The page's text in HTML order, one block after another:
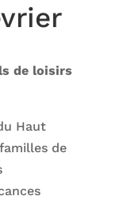
de loisirs
Haut
de